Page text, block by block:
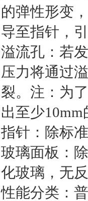
的弹性形变
导至指针，
溢流孔：若
压力将通过
裂。注：为
出至少
指针：除标
玻璃面板：
化玻璃，无
性能分类：